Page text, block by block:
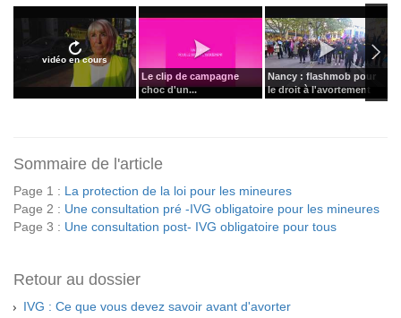
vidéo en cours
Le clip de campagne
choc d'un...
Nancy : flashmob pour
le droit à l'avortement
Sommaire de l'article
Page 1 : La protection de la loi pour les mineures
Page 2 : Une consultation pré -IVG obligatoire pour les mineures
Page 3 : Une consultation post- IVG obligatoire pour tous
Retour au dossier
IVG : Ce que vous devez savoir avant d'avorter